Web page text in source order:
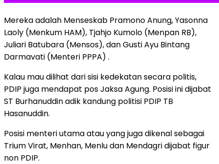
Mereka adalah Menseskab Pramono Anung, Yasonna
Laoly (Menkum HAM), Tjahjo Kumolo (Menpan RB),
Juliari Batubara (Mensos), dan Gusti Ayu Bintang
Darmavati (Menteri PPPA) .
Kalau mau dilihat dari sisi kedekatan secara politis,
PDIP juga mendapat pos Jaksa Agung. Posisi ini dijabat
ST Burhanuddin adik kandung politisi PDIP TB
Hasanuddin.
Posisi menteri utama atau yang juga dikenal sebagai
Trium Virat, Menhan, Menlu dan Mendagri dijabat figur
non PDIP.